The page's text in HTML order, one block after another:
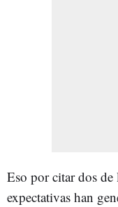
Eso por citar dos de
expectativas han